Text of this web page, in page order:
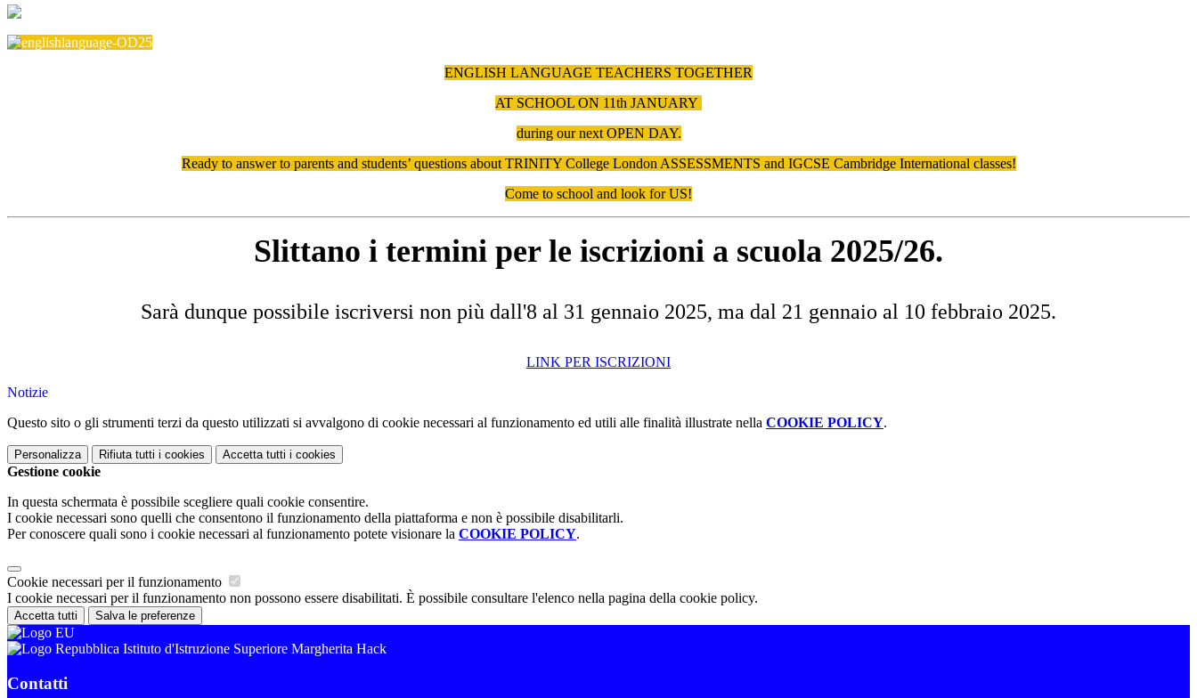
ENGLISH LANGUAGE TEACHERS TOGETHER
AT SCHOOL ON 11th JANUARY
during our next OPEN DAY.
Ready to answer to parents and students’ questions about TRINITY College London ASSESSMENTS and IGCSE Cambridge International classes!
Come to school and look for US!
Slittano i termini per le iscrizioni a scuola 2025/26.
Sarà dunque possibile iscriversi non più dall'8 al 31 gennaio 2025, ma dal 21 gennaio al 10 febbraio 2025.
LINK PER ISCRIZIONI
Notizie
Questo sito o gli strumenti terzi da questo utilizzati si avvalgono di cookie necessari al funzionamento ed utili alle finalità illustrate nella COOKIE POLICY.
Personalizza Rifiuta tutti i cookies Accetta tutti i cookies
Gestione cookie
In questa schermata è possibile scegliere quali cookie consentire.
I cookie necessari sono quelli che consentono il funzionamento della piattaforma e non è possibile disabilitarli.
Per conoscere quali sono i cookie necessari al funzionamento potete visionare la COOKIE POLICY.
Cookie necessari per il funzionamento
I cookie necessari per il funzionamento non possono essere disabilitati. È possibile consultare l'elenco nella pagina della cookie policy.
Accetta tutti Salva le preferenze
Istituto d'Istruzione Superiore Margherita Hack
Contatti